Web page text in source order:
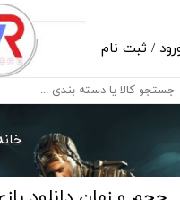
/ ثبت نام
حساب کاربری من
تغییر گذر واژه
خروج از حساب کاربری